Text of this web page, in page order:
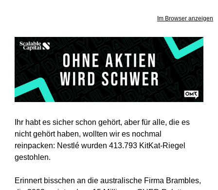
Im Browser anzeigen
Ihr habt es sicher schon gehört, aber für alle, die es
nicht gehört haben, wollten wir es nochmal
reinpacken: Nestlé wurden 413.793 KitKat-Riegel
gestohlen.
Erinnert bisschen an die australische Firma Brambles,